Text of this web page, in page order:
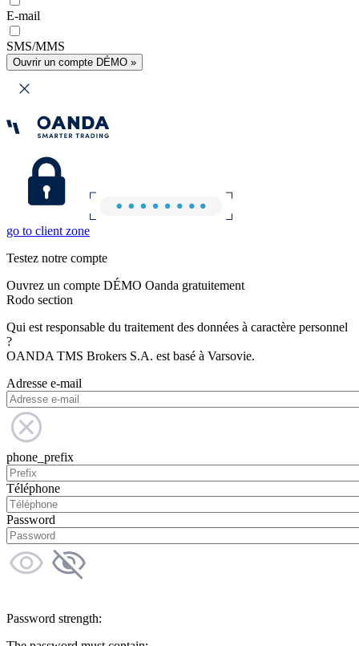
E-mail
SMS/MMS
Ouvrir un compte DÉMO »
go to client zone
Testez notre compte
Ouvrez un compte DÉMO Oanda gratuitement
Rodo section
Qui est responsable du traitement des données à caractère personnel
?
OANDA TMS Brokers S.A. est basé à Varsovie.
Adresse e-mail
phone_prefix
Téléphone
Password
Password strength: